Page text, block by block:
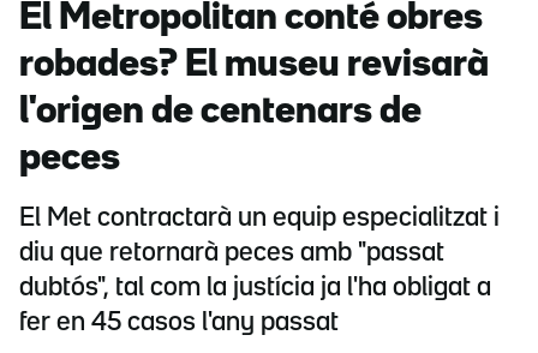
El Metropolitan conté obres
robades? El museu revisarà
l'origen de centenars de
peces
El Met contractarà un equip especialitzat i
diu que retornarà peces amb "passat
dubtós", tal com la justícia ja l'ha obligat a
fer en 45 casos l'any passat